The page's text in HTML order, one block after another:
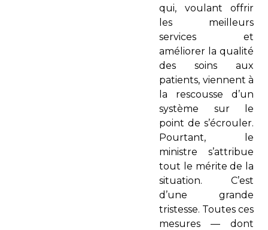
qui, voulant offrir
les meilleurs
services et
améliorer la qualité
des soins aux
patients, viennent à
la rescousse d’un
système sur le
point de s’écrouler.
Pourtant, le
ministre s’attribue
tout le mérite de la
situation. C’est
d’une grande
tristesse. Toutes ces
mesures — dont